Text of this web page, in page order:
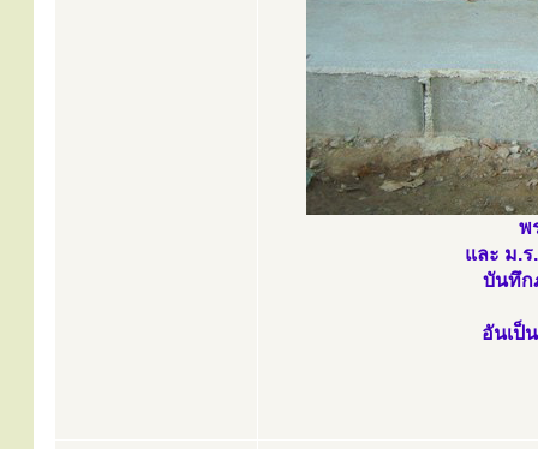
พ
และ ม.
บันทึก
อันเป็